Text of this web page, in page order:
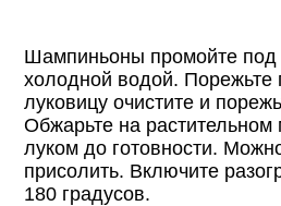
Шампиньоны промойте под
холодной водой.
луковицу очистите и
Обжарьте на растительном
луком до готовности.
присолить. Включите
180 градусов.